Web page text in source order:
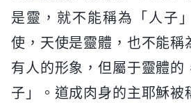
是靈，就不能稱為「人子
使，天使是靈體，也不能稱
有人的形象，但屬于靈體的
子」。道成肉身的主耶穌被